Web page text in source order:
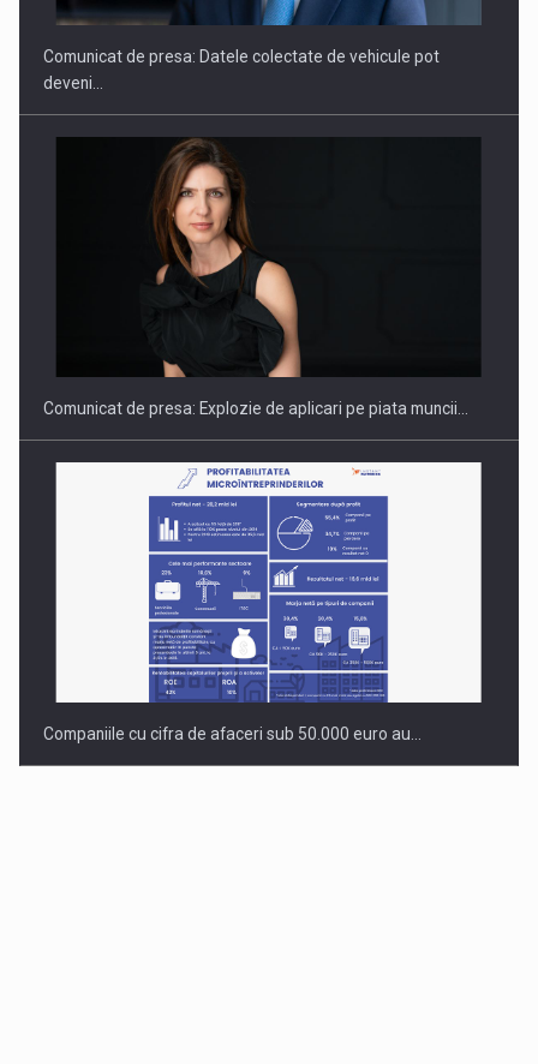
PUTTING ROMANIAN CORPORATE COMPANIES ON THE
INTERNATIONAL BUSINESS SCENE
Comunicat de presa: Datele colectate de vehicule pot
deveni…
Comunicat de presa: Explozie de aplicari pe piata muncii…
Companiile cu cifra de afaceri sub 50.000 euro au…